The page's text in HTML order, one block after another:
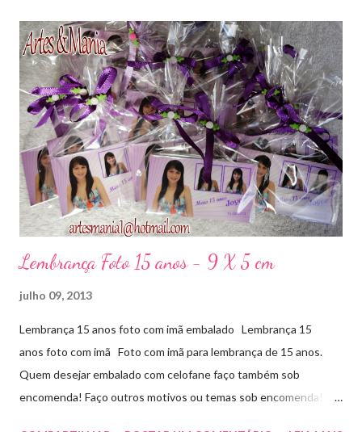
Lembrança Foto 15 anos - 9 X 5 cm
julho 09, 2013
Lembrança 15 anos foto com imã embalado Lembrança 15
anos foto com imã Foto com imã para lembrança de 15 anos.
Quem desejar embalado com celofane faço também sob
encomenda! Faço outros motivos ou temas sob encomenda!